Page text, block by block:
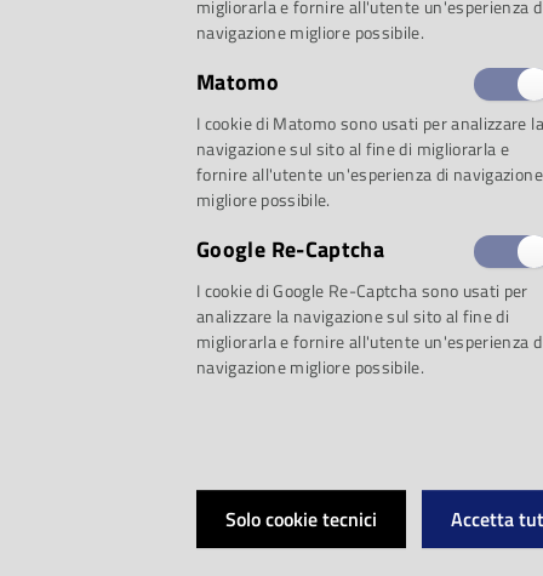
selezione:
Proposta 1: 50
Omaggio
a 50 anni
Antonio Gnoli
migliorarla e fornire all'utente un'esperienza
navigazione migliore possibile.
Matomo
I cookie di Matomo sono usati per analizzare la
navigazione sul sito al fine di migliorarla e
fornire all'utente un'esperienza di navigazione
migliore possibile.
Google Re-Captcha
I cookie di Google Re-Captcha sono usati per
analizzare la navigazione sul sito al fine di
migliorarla e fornire all'utente un'esperienza
navigazione migliore possibile.
Solo cookie tecnici Accetta